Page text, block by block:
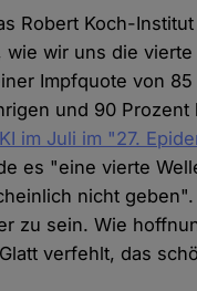
Robert Koch-
wie wir uns die vierte
Impfquote von
und 90 Prozent
im Juli im "27.
es "eine vierte
nicht
zu sein. Wie
verfehlt, das